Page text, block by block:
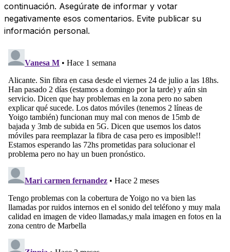
continuación. Asegúrate de informar y votar
negativamente esos comentarios. Evite publicar su
información personal.